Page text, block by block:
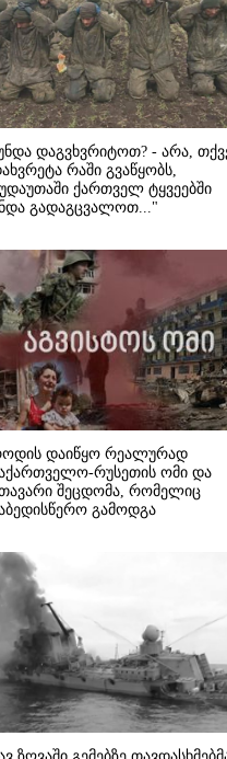
მაგრამ
არ ეკუთვნის
- მიხეილ
ომი თუ არ
არც
იქნებოდა" -
11:13 / 05-08-
Hisense
მსოფლიო
15:49 / 06-08-
შეიძინე
დაზღვევა
დაგვხვრიტოთ? - არა,
რაში გვაწყობს,
ქართველ ტყვეებში
გადაგცვალოთ..."
დაიწყო რეალურად
რუსეთის ომი და
შეცდომა, რომელიც
გამოდგა